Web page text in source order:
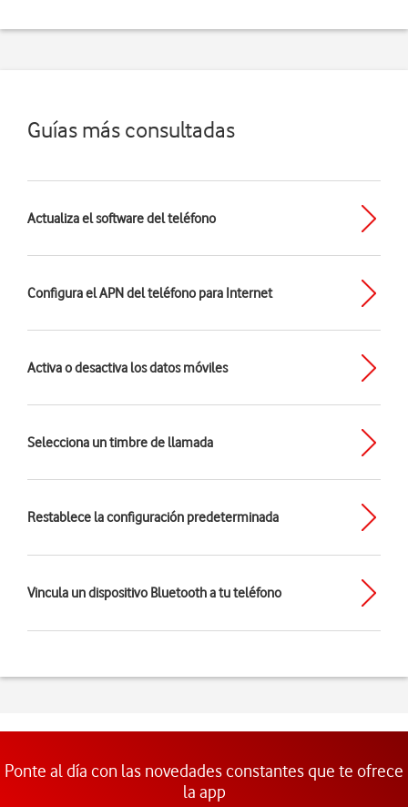
Guías más consultadas
Actualiza el software del teléfono
Configura el APN del teléfono para Internet
Activa o desactiva los datos móviles
Selecciona un timbre de llamada
Restablece la configuración predeterminada
Vincula un dispositivo Bluetooth a tu teléfono
Ponte al día con las novedades constantes que te ofrece
la app